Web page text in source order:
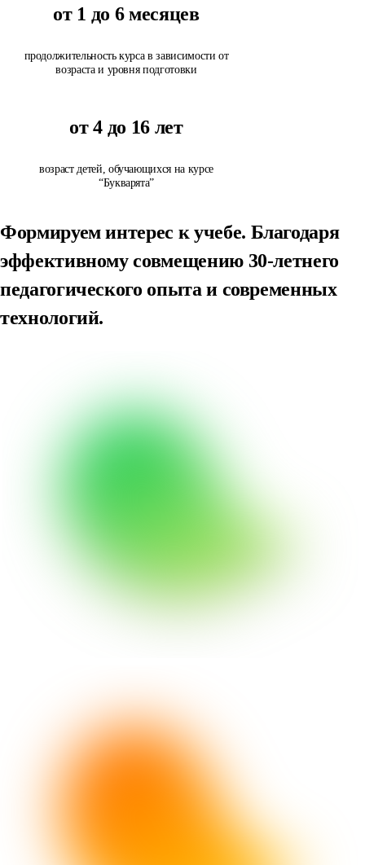
от 1 до 6 месяцев
продолжительность курса в зависимости от
возраста и уровня подготовки
от 4 до 16 лет
возраст детей, обучающихся на курсе
“Букварята”
Формируем интерес к учебе. Благодаря
эффективному совмещению 30-летнего
педагогического опыта и современных
технологий.